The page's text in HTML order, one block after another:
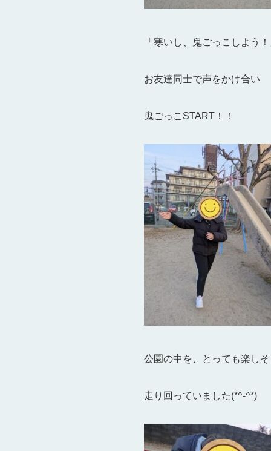
「寒いし、鬼ごっこしよう
お友達同士で声をかけ合い
鬼ごっこSTART！！
公園の中を、とっても楽し
走り回っていました(*^-^*)